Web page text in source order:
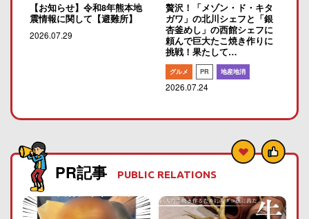
【お知らせ】令和8年熊本地
震情報に関して【避難所】
2026.07.29
贅沢！「メゾン・ド・キタ
ガワ」の北川シェフと「銀
杏釜めし」の西館シェフに
頼んで巨大たこ焼き作りに
挑戦！果たして…
グルメ PR 地産地消
2026.07.24
PR記事 PUBLIC RELATIONS